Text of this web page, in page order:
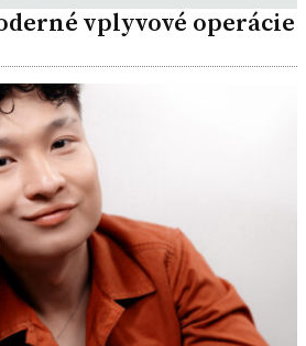
vplyvové operácie